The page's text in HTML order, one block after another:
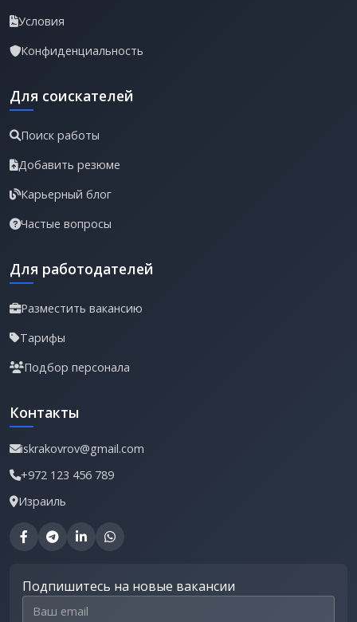
Условия
Конфиденциальность
Для соискателей
Поиск работы
Добавить резюме
Карьерный блог
Частые вопросы
Для работодателей
Разместить вакансию
Тарифы
Подбор персонала
Контакты
iskrakovrov@gmail.com
+972 123 456 789
Израиль
Подпишитесь на новые вакансии
Email для подписки